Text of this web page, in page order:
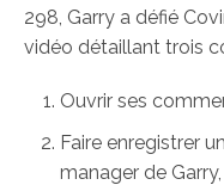
298, Garry a défié
vidéo détaillant trois
Ouvrir ses
Faire enregistrer
manager de